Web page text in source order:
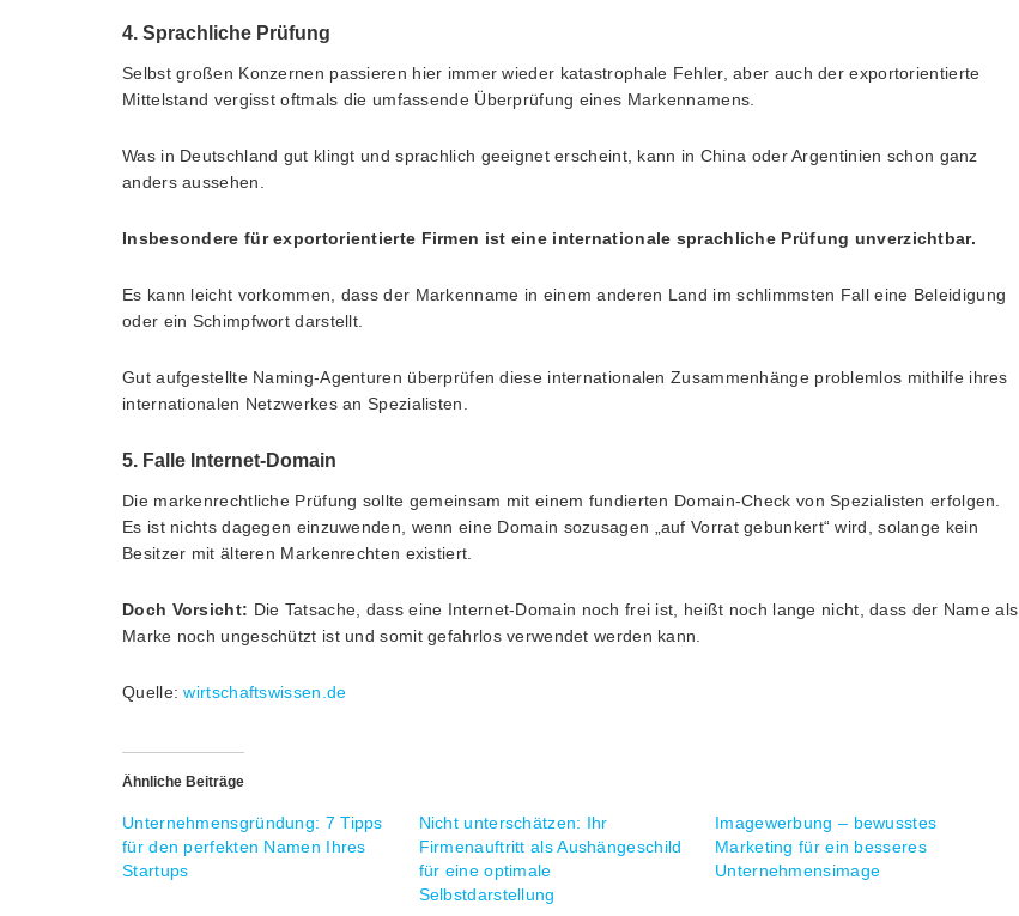
4. Sprachliche Prüfung
Selbst großen Konzernen passieren hier immer wieder katastrophale Fehler, aber auch der exportorientierte
Mittelstand vergisst oftmals die umfassende Überprüfung eines Markennamens.
Was in Deutschland gut klingt und sprachlich geeignet erscheint, kann in China oder Argentinien schon ganz
anders aussehen.
Insbesondere für exportorientierte Firmen ist eine internationale sprachliche Prüfung unverzichtbar.
Es kann leicht vorkommen, dass der Markenname in einem anderen Land im schlimmsten Fall eine Beleidigung
oder ein Schimpfwort darstellt.
Gut aufgestellte Naming-Agenturen überprüfen diese internationalen Zusammenhänge problemlos mithilfe ihres
internationalen Netzwerkes an Spezialisten.
5. Falle Internet-Domain
Die markenrechtliche Prüfung sollte gemeinsam mit einem fundierten Domain-Check von Spezialisten erfolgen.
Es ist nichts dagegen einzuwenden, wenn eine Domain sozusagen „auf Vorrat gebunkert“ wird, solange kein
Besitzer mit älteren Markenrechten existiert.
Doch Vorsicht: Die Tatsache, dass eine Internet-Domain noch frei ist, heißt noch lange nicht, dass der Name als
Marke noch ungeschützt ist und somit gefahrlos verwendet werden kann.
Quelle:wirtschaftswissen.de
Ähnliche Beiträge
Unternehmensgründung: 7 Tipps
für den perfekten Namen Ihres
Startups
Nicht unterschätzen: Ihr
Firmenauftritt als Aushängeschild
für eine optimale
Selbstdarstellung
Imagewerbung – bewusstes
Marketing für ein besseres
Unternehmensimage